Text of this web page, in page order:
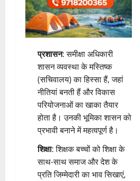
प्रशासन: समीक्षा अधिकारी
शासन व्यवस्था के मस्तिष्क
(सचिवालय) का हिस्सा हैं, जहां
नीतियां बनती हैं और विकास
परियोजनाओं का खाका तैयार
होता है। उनकी भूमिका शासन को
प्रभावी बनाने में महत्वपूर्ण है।
शिक्षा: शिक्षक बच्चों को शिक्षा के
साथ-साथ समाज और देश के
प्रति जिम्मेदारी का भाव सिखाएं,